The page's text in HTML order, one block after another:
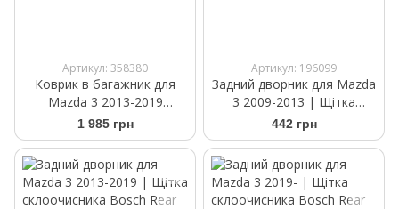
Артикул: 358380
Коврик в багажник для
Mazda 3 2013-2019
Hatchback верхняя полка
Frogum ProLine TM414099
1 985 грн
Артикул: 196099
Задний дворник для Mazda
3 2009-2013 | Щітка
склоочисника Bosch Rear
H 352 350 мм
442 грн